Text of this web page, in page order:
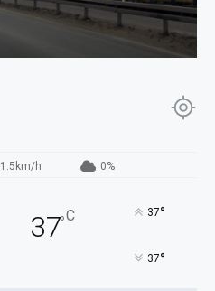
1.5km/h 0%
37°C 37°
37°